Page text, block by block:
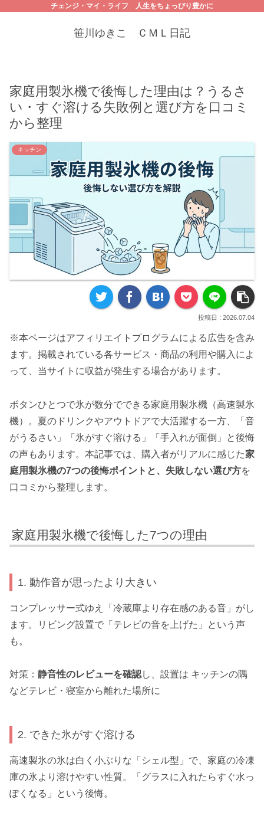
チェンジ・マイ・ライフ 人生をちょっぴり豊かに
笹川ゆきこ ＣＭＬ日記
家庭用製氷機で後悔した理由は？うるさ
い・すぐ溶ける失敗例と選び方を口コミ
から整理
キッチン
2026.07.04
※本ページはアフィリエイトプログラムによる広告を含み
ます。掲載されている各サービス・商品の利用や購入によ
って、当サイトに収益が発生する場合があります。
ボタンひとつで氷が数分でできる家庭用製氷機（高速製氷
機）。夏のドリンクやアウトドアで大活躍する一方、「音
がうるさい」「氷がすぐ溶ける」「手入れが面倒」と後悔
の声もあります。本記事では、購入者がリアルに感じた家
庭用製氷機の7つの後悔ポイントと、失敗しない選び方を
口コミから整理します。
家庭用製氷機で後悔した7つの理由
1. 動作音が思ったより大きい
コンプレッサー式ゆえ「冷蔵庫より存在感のある音」がし
ます。リビング設置で「テレビの音を上げた」という声
も。
対策： 静音性のレビューを確認し、設置は キッチンの隅
などテレビ・寝室から離れた場所に
2. できた氷がすぐ溶ける
高速製氷の氷は白く小ぶりな「シェル型」で、家庭の冷凍
庫の氷より溶けやすい性質。「グラスに入れたらすぐ水っ
ぽくなる」という後悔。